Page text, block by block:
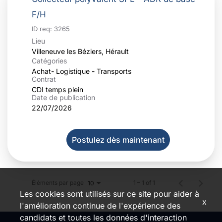
F/H
ID req: 3265
Lieu
Catégories
Achat- Logistique - Transports
Contrat
CDI temps plein
Date de publication
22/07/2026
Postulez dès maintenant
Éléments par page 10 1 – 1 of 1
Les cookies sont utilisés sur ce site pour aider à
l'amélioration continue de l'expérience des
candidats et toutes les données d'interaction
x